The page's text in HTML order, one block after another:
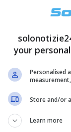
. Il suo profilo
la seguono
ha così
fatto
your
Personalised
Store and/or
Learn more